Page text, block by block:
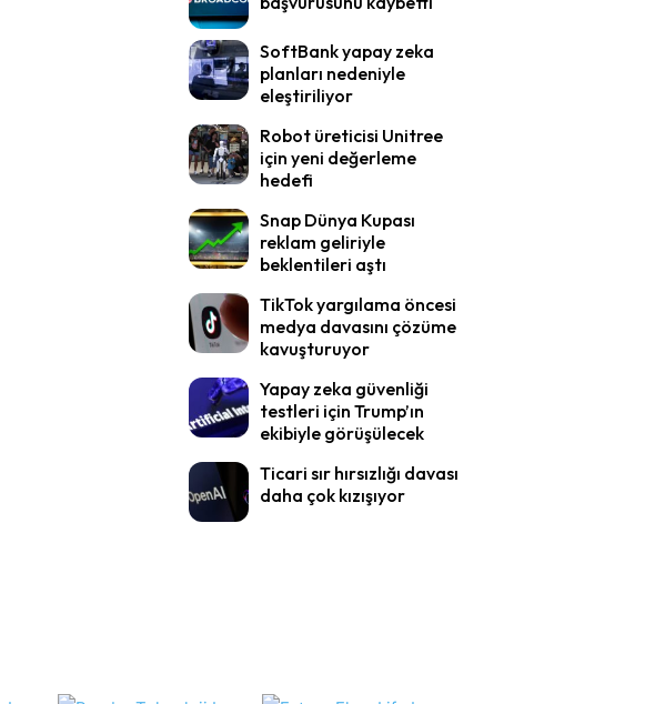
SoftBank yapay zeka
planları nedeniyle
eleştiriliyor
Robot üreticisi Unitree
için yeni değerleme
hedefi
Snap Dünya Kupası
reklam geliriyle
beklentileri aştı
TikTok yargılama öncesi
medya davasını çözüme
kavuşturuyor
Yapay zeka güvenliği
testleri için Trump’ın
ekibiyle görüşülecek
Ticari sır hırsızlığı davası
daha çok kızışıyor